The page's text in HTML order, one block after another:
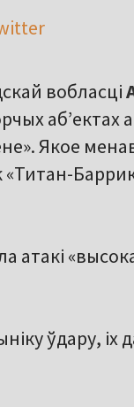
вобласці
аб’ектах
Якое
«Титан-
атакі
ўдару, іх